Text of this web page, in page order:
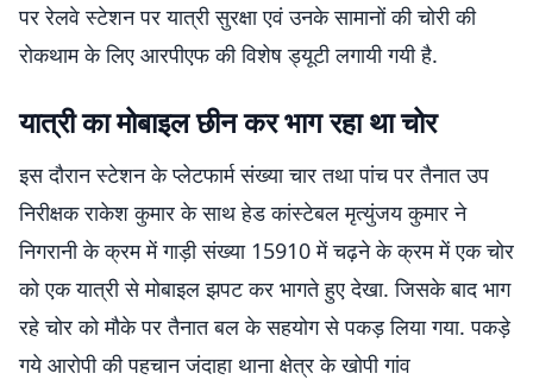
पर रेलवे स्टेशन पर यात्री सुरक्षा एवं उनके सामानों की चोरी की
रोकथाम के लिए आरपीएफ की विशेष ड्यूटी लगायी गयी है.
यात्री का मोबाइल छीन कर भाग रहा था चोर
इस दौरान स्टेशन के प्लेटफार्म संख्या चार तथा पांच पर तैनात उप
निरीक्षक राकेश कुमार के साथ हेड कांस्टेबल मृत्युंजय कुमार ने
निगरानी के क्रम में गाड़ी संख्या 15910 में चढ़ने के क्रम में एक चोर
को एक यात्री से मोबाइल झपट कर भागते हुए देखा. जिसके बाद भाग
रहे चोर को मौके पर तैनात बल के सहयोग से पकड़ लिया गया. पकड़े
गये आरोपी की पहचान जंदाहा थाना क्षेत्र के खोपी गांव